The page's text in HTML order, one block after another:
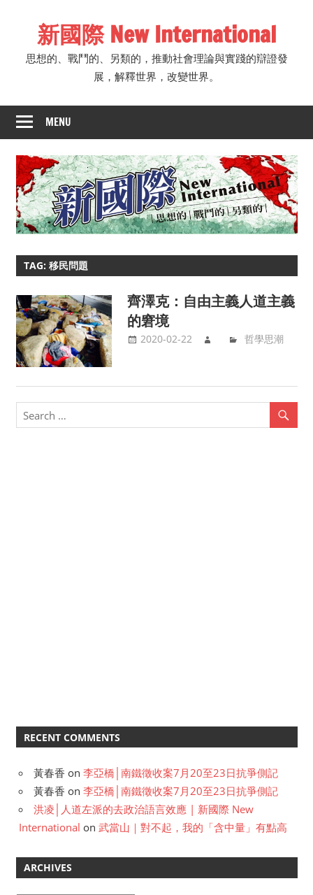
新國際 New International
思想的、戰鬥的、另類的，推動社會理論與實踐的辯證發
展，解釋世界，改變世界。
MENU
TAG: 移民問題
齊澤克：自由主義人道主義
的窘境
2020-02-22 哲學思潮
RECENT COMMENTS
黃春香 on 李亞橋│南鐵徵收案7月20至23日抗爭側記
黃春香 on 李亞橋│南鐵徵收案7月20至23日抗爭側記
洪凌│人道左派的去政治語言效應 | 新國際 New
International on 武當山｜對不起，我的「含中量」有點高
ARCHIVES